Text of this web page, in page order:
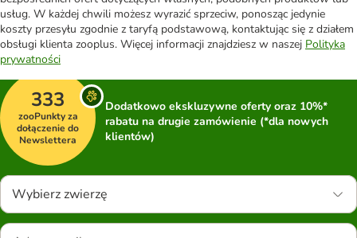
usług. W każdej chwili możesz wyrazić sprzeciw, ponosząc jedynie
koszty przesyłu zgodnie z taryfą podstawową, kontaktując się z działem
obsługi klienta zooplus. Więcej informacji znajdziesz w naszej Polityka
prywatności
333
zooPunkty za
dołączenie do
Newslettera
Dodatkowo ekskluzywne oferty oraz 10%*
rabatu na drugie zamówienie (*dla nowych
klientów)
Wybierz zwierzę